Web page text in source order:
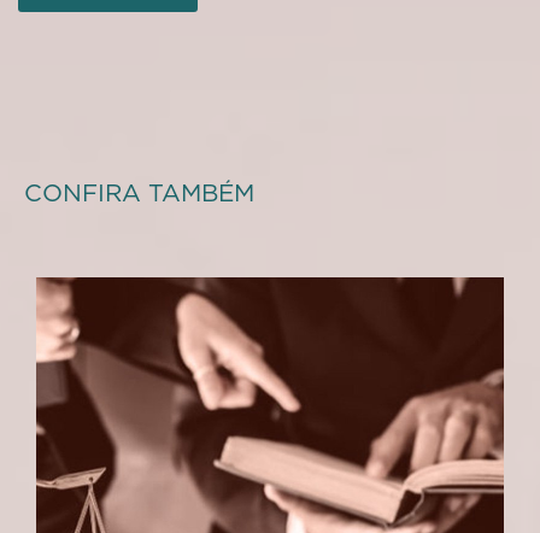
CONFIRA TAMBÉM